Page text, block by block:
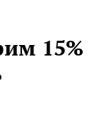
15%